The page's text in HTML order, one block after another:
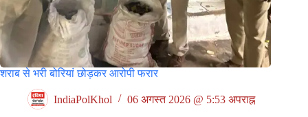
शराब से भरी बोरियां छोड़कर आरोपी फरार
IndiaPolKhol 06 अगस्त 2026 @ 5:53 अपराह्न